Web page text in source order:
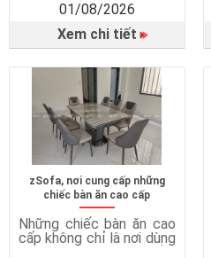
kết hợp giữa ghế sofa và
giường ngủ trong cùng
một sản phẩm. Vì sao
cần ghế sofa giường?
Tiết kiệm diện tích hiệu
quả Sofa giường rất phù
hợp với căn hộ chung cư,
phòng ngủ nhỏ hoặc nhà
có […]
01/08/2026
Xem chi tiết
zSofa, nơi cung cấp những
chiếc bàn ăn cao cấp
Những chiếc bàn ăn cao
cấp không chỉ là nơi dùng